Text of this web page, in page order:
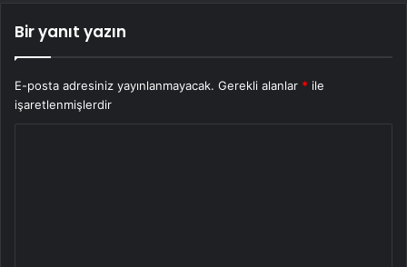
Bir yanıt yazın
E-posta adresiniz yayınlanmayacak. Gerekli alanlar * ile
işaretlenmişlerdir